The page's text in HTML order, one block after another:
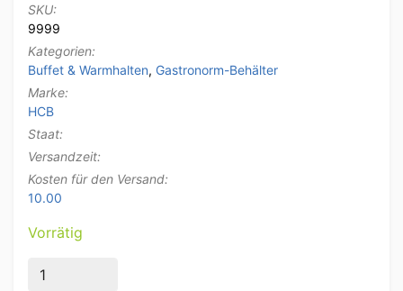
SKU:
9999
Kategorien:
Buffet & Warmhalten, Gastronorm-Behälter
Marke:
HCB
Staat:
Versandzeit:
Kosten für den Versand:
10.00
Vorrätig
Edelstahl Gastronorm Tablett GN Tablett 2/3 Tiefe 65